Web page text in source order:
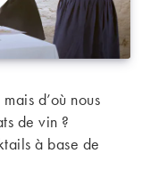
d’où nous
de vin ?
à base de